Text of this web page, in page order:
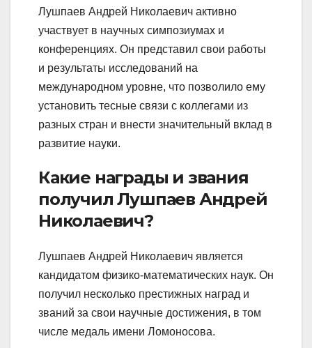
Лушпаев Андрей Николаевич активно
участвует в научных симпозиумах и
конференциях. Он представил свои работы
и результаты исследований на
международном уровне, что позволило ему
установить тесные связи с коллегами из
разных стран и внести значительный вклад в
развитие науки.
Какие награды и звания
получил Лушпаев Андрей
Николаевич?
Лушпаев Андрей Николаевич является
кандидатом физико-математических наук. Он
получил несколько престижных наград и
званий за свои научные достижения, в том
числе медаль имени Ломоносова.